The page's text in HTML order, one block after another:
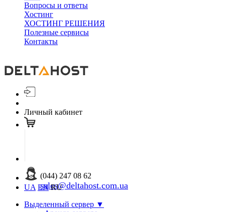
Вопросы и ответы
Хостинг
ХОСТИНГ РЕШЕНИЯ
Полезные сервисы
Контакты
Личный кабинет
(044) 247 08 62
sales@deltahost.com.ua
UA EN RU
Выделенный сервер ▼